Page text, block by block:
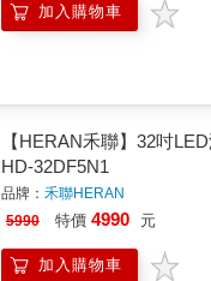
加入購物車
【HERAN禾聯】32吋
HD-32DF5N1
品牌： 禾聯HERAN
5990
特價 4990 元
加入購物車